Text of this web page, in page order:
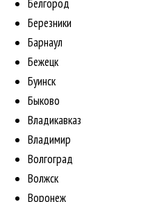
Белгород
Березники
Барнаул
Бежецк
Буинск
Быково
Владикавказ
Владимир
Волгоград
Волжск
Воронеж